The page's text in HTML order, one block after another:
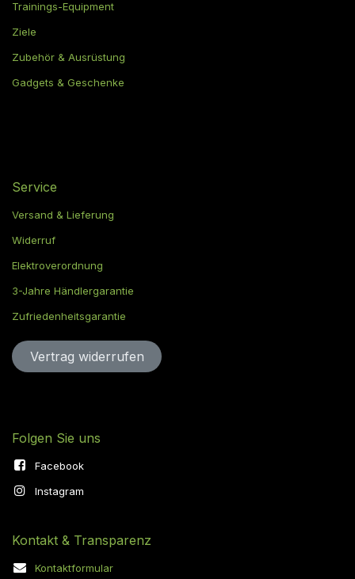
Trainings-Equipment
Ziele
Zubehör & Ausrüstung
Gadgets & Geschenke
Service
Versand & Lieferung
Widerruf
Elektroverordnung
3-Jahre Händlergarantie
Zufriedenheitsgarantie
Vertrag widerru​​​​​​​​​​fen
Folgen Sie uns
Facebook
Instagram
Kontakt & Transparenz
Kontaktformular